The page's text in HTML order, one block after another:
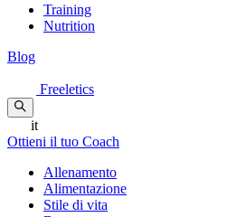
Training
Nutrition
Blog
Freeletics
it
Ottieni il tuo Coach
Allenamento
Alimentazione
Stile di vita